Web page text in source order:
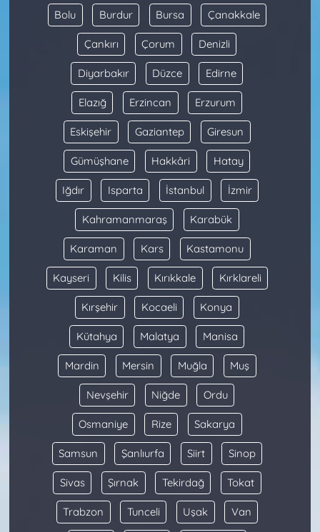
Bolu Burdur Bursa Çanakkale
Çankırı Çorum Denizli
Diyarbakır Düzce Edirne
Elazığ Erzincan Erzurum
Eskişehir Gaziantep Giresun
Gümüşhane Hakkâri Hatay
Iğdır Isparta İstanbul İzmir
Kahramanmaraş Karabük
Karaman Kars Kastamonu
Kayseri Kilis Kırıkkale Kırklareli
Kırşehir Kocaeli Konya
Kütahya Malatya Manisa
Mardin Mersin Muğla Muş
Nevşehir Niğde Ordu
Osmaniye Rize Sakarya
Samsun Şanlıurfa Siirt Sinop
Sivas Şırnak Tekirdağ Tokat
Trabzon Tunceli Uşak Van